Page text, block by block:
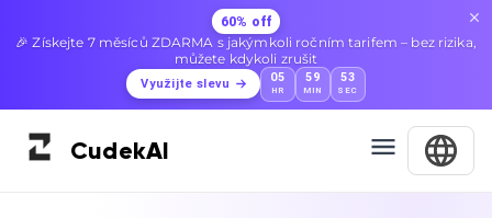
60% off
🎉 Získejte 7 měsíců ZDARMA s jakýmkoli ročním tarifem – bez rizika,
můžete kdykoli zrušit
Využijte slevu 05
HR
59
MIN
52
SEC
CudekAI